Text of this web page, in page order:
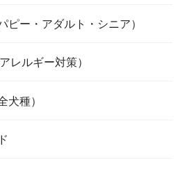
ー・アダルト・シニア）
レルギー対策）
種）